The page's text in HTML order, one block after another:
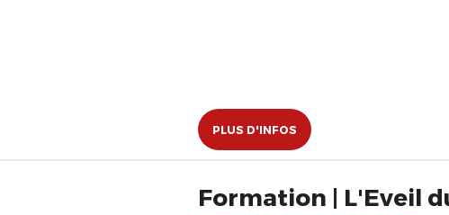
PLUS D'INFOS
Formation | L'Eveil